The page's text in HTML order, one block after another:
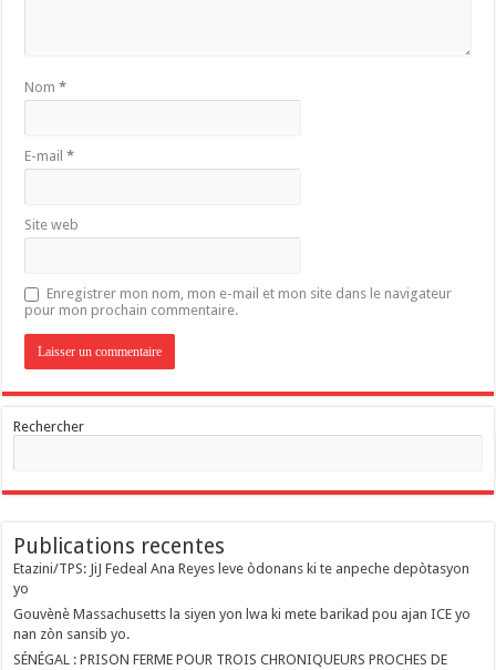
Nom*
E-mail*
Site web
Enregistrer mon nom, mon e-mail et mon site dans le navigateur
pour mon prochain commentaire.
Rechercher
Publications recentes
Etazini/TPS: JiJ Fedeal Ana Reyes leve òdonans ki te anpeche depòtasyon
yo
Gouvènè Massachusetts la siyen yon lwa ki mete barikad pou ajan ICE yo
nan zòn sansib yo.
SÉNÉGAL : PRISON FERME POUR TROIS CHRONIQUEURS PROCHES DE